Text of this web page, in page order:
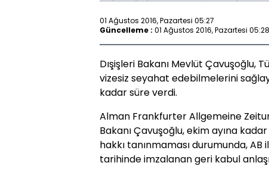
01 Ağustos 2016, Pazartesi 05:27
Güncelleme : 01 Ağustos 2016, Pazartesi 05:28
Dışişleri Bakanı Mevlüt Çavuşoğlu,
vizesiz seyahat edebilmelerini
kadar süre verdi.
Alman Frankfurter Allgemeine
Bakanı Çavuşoğlu, ekim ayına
hakkı tanınmaması durumunda, AB
tarihinde imzalanan geri kabul